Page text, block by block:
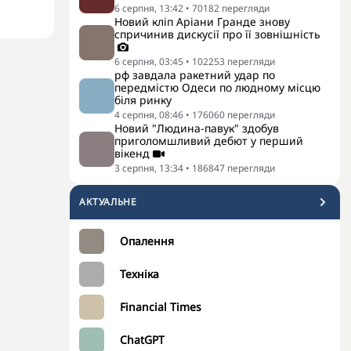
6 серпня, 13:42 • 70182 перегляди
Новий кліп Аріани Гранде знову
спричинив дискусії про її зовнішність
6 серпня, 03:45 • 102253 перегляди
рф завдала ракетний удар по
передмістю Одеси по людному місцю
біля ринку
4 серпня, 08:46 • 176060 перегляди
Новий "Людина-павук" здобув
приголомшливий дебют у перший
вікенд
3 серпня, 13:34 • 186847 перегляди
АКТУАЛЬНЕ
Опалення
Техніка
Financial Times
ChatGPT